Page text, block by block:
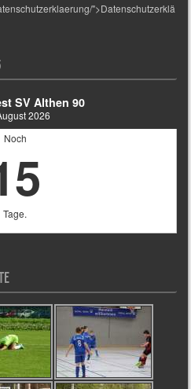
">Datenschutzerklä
SV Althen 90
2026
Noch
Tage.